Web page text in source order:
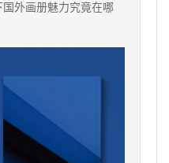
外画册魅力究竟在哪